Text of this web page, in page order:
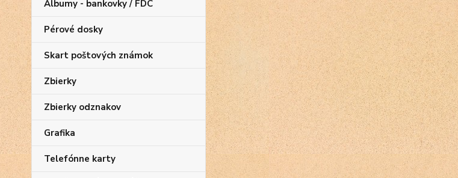
Albumy - bankovky / FDC
Pérové dosky
Skart poštových známok
Zbierky
Zbierky odznakov
Grafika
Telefónne karty